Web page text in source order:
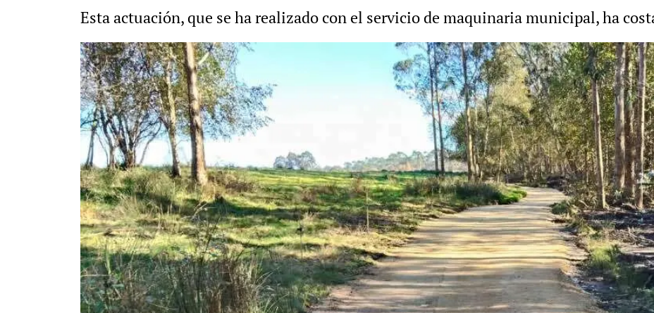
Esta actuación, que se ha realizado con el servicio de maquinaria municipal, ha